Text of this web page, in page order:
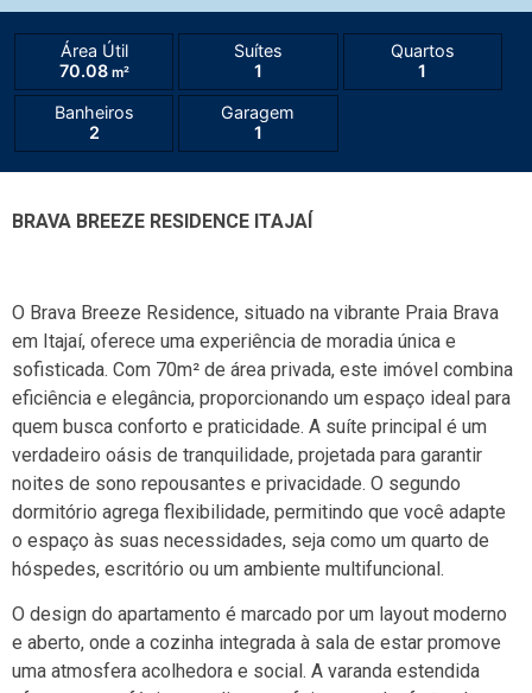
Área Útil
70.08m²
Suítes
1
Quartos
1
Banheiros
2
Garagem
1
BRAVA BREEZE RESIDENCE ITAJAÍ
O Brava Breeze Residence, situado na vibrante Praia Brava
em Itajaí, oferece uma experiência de moradia única e
sofisticada. Com 70m² de área privada, este imóvel combina
eficiência e elegância, proporcionando um espaço ideal para
quem busca conforto e praticidade. A suíte principal é um
verdadeiro oásis de tranquilidade, projetada para garantir
noites de sono repousantes e privacidade. O segundo
dormitório agrega flexibilidade, permitindo que você adapte
o espaço às suas necessidades, seja como um quarto de
hóspedes, escritório ou um ambiente multifuncional.
O design do apartamento é marcado por um layout moderno
e aberto, onde a cozinha integrada à sala de estar promove
uma atmosfera acolhedora e social. A varanda estendida